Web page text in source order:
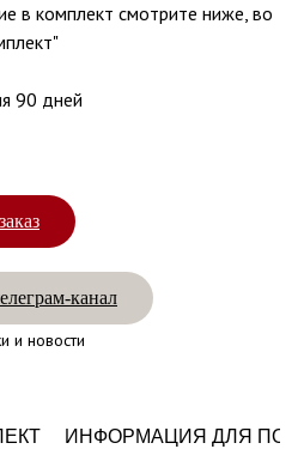
в комплект смотрите ниже, во
90 дней
канал
новости
ИНФОРМАЦИЯ ДЛЯ